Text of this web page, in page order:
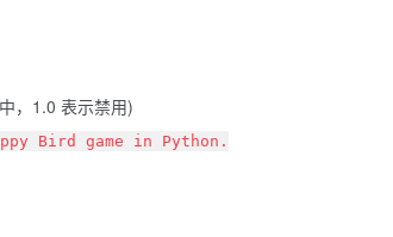
，1.0 表示禁用)
Bird game in Python.